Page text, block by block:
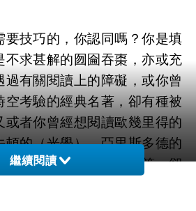
技巧的，你認同嗎？你是填
不求甚解的囫圇吞棗，亦或充
過有關閱讀上的障礙，或你曾
空考驗的經典名著，卻有種被
或者你曾經想閱讀歐幾里得的
頓的（光學）、亞里斯多德的
文的（物種起源）．．等，卻
繼續閱讀